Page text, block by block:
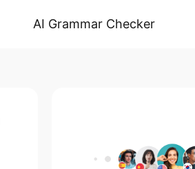
AI Grammar Checker